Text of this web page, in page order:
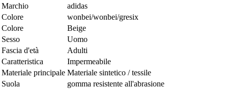
Marchio
adidas
Colore
wonbei/wonbei/gresix
Colore
Beige
Sesso
Uomo
Fascia d'età
Adulti
Caratteristica
Impermeabile
Materiale principale Materiale sintetico / tessile
Suola
gomma resistente all'abrasione